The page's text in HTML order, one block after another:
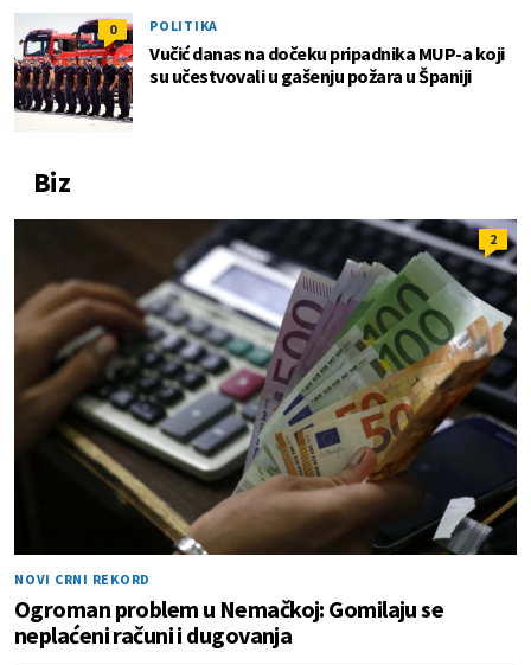
0 POLITIKA
Vučić danas na dočeku pripadnika MUP-a koji
su učestvovali u gašenju požara u Španiji
Biz
2
NOVI CRNI REKORD
Ogroman problem u Nemačkoj: Gomilaju se
neplaćeni računi i dugovanja